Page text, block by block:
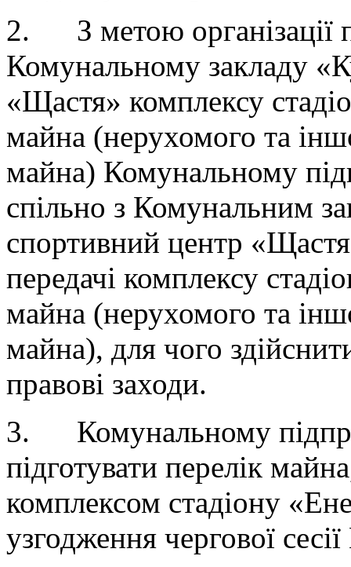
2. З метою організації
Комунальному закладу
«Щастя» комплексу
майна (нерухомого та
майна) Комунальному
спільно з Комунальним
спортивний центр
передачі комплексу
майна (нерухомого та
майна), для чого
правові заходи.
3. Комунальному
підготувати перелік
комплексом стадіону
узгодження чергової